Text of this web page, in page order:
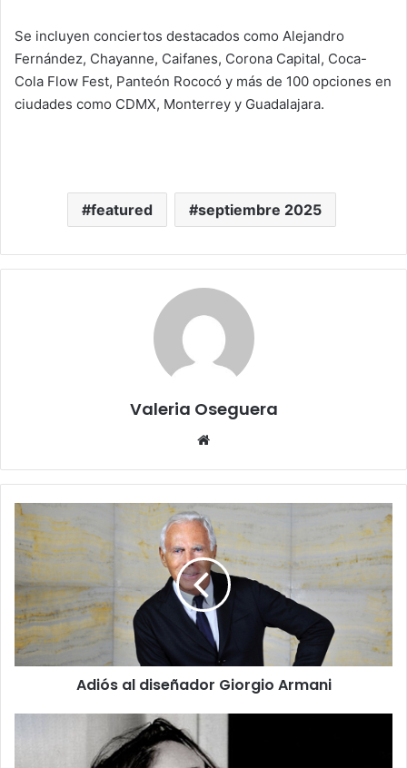
Se incluyen conciertos destacados como Alejandro
Fernández, Chayanne, Caifanes, Corona Capital, Coca-
Cola Flow Fest, Panteón Rococó y más de 100 opciones en
ciudades como CDMX, Monterrey y Guadalajara.
featured septiembre 2025
Valeria Oseguera
Adiós
al
diseñador
Giorgio
Armani
Adiós al diseñador Giorgio Armani
imprescriptible